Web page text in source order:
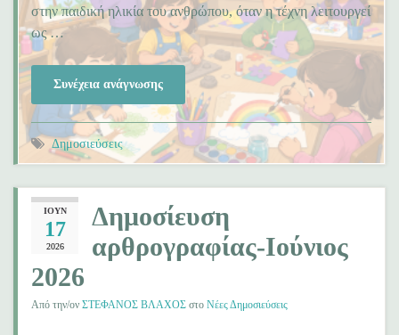
στην παιδική ηλικία του ανθρώπου, όταν η τέχνη λειτουργεί
ως …
Συνέχεια ανάγνωσης
Δημοσιεύσεις
ΙΟΎΝ
17
2026
Δημοσίευση
αρθρογραφίας-Ιούνιος
2026
Από την/ον ΣΤΕΦΑΝΟΣ ΒΛΑΧΟΣ στο Νέες Δημοσιεύσεις